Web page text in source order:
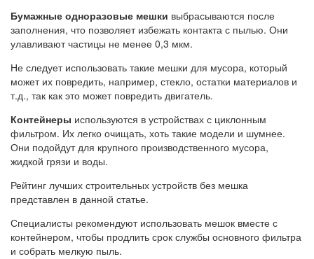
Бумажные одноразовые мешки выбрасываются после
заполнения, что позволяет избежать контакта с пылью. Они
улавливают частицы не менее 0,3 мкм.
Не следует использовать такие мешки для мусора, который
может их повредить, например, стекло, остатки материалов и
т.д., так как это может повредить двигатель.
Контейнеры используются в устройствах с циклонным
фильтром. Их легко очищать, хоть такие модели и шумнее.
Они подойдут для крупного производственного мусора,
жидкой грязи и воды.
Рейтинг лучших строительных устройств без мешка
представлен в данной статье.
Специалисты рекомендуют использовать мешок вместе с
контейнером, чтобы продлить срок службы основного фильтра
и собрать мелкую пыль.